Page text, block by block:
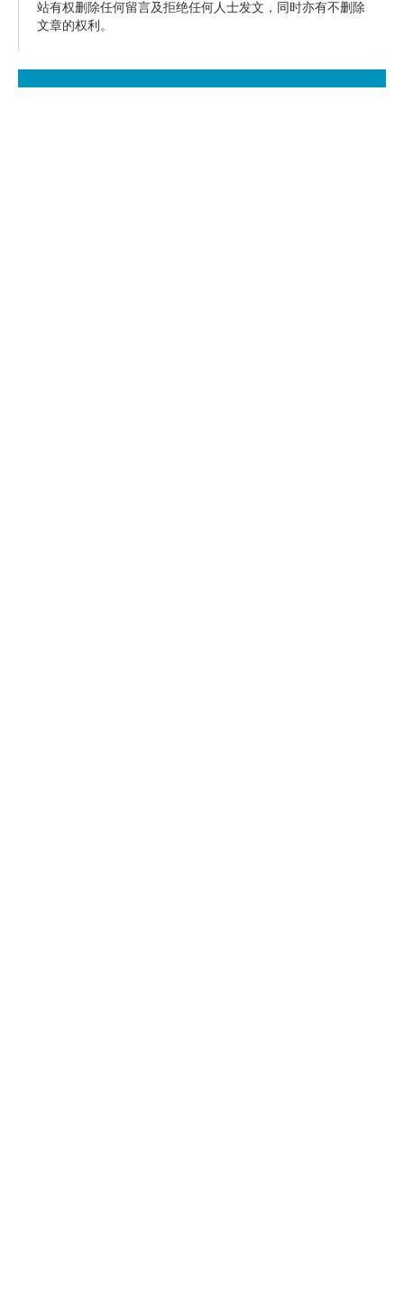
站有权删除任何留言及拒绝任何人士发文，同时亦有不删除
文章的权利。